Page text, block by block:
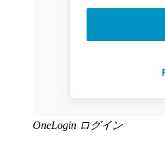
OneLogin ログイン